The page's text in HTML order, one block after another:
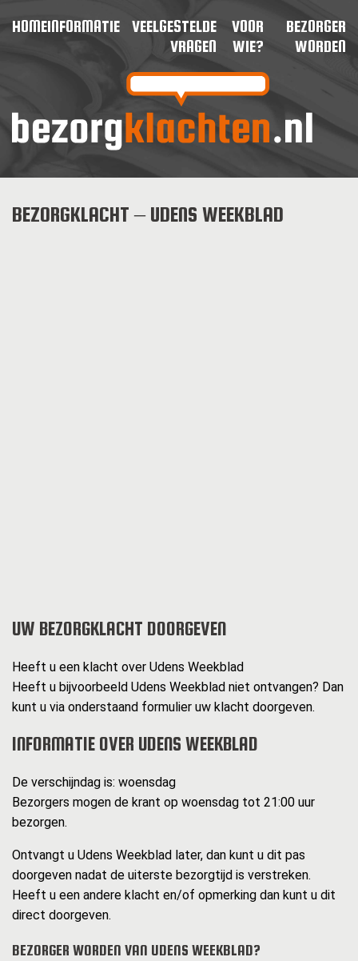
HOMEINFORMATIE
VEELGESTELDE
VRAGEN
VOOR
WIE?
BEZORGER
WORDEN
BEZORGKLACHT – UDENS WEEKBLAD
UW BEZORGKLACHT DOORGEVEN
Heeft u een klacht over Udens Weekblad
Heeft u bijvoorbeeld Udens Weekblad niet ontvangen? Dan
kunt u via onderstaand formulier uw klacht doorgeven.
INFORMATIE OVER UDENS WEEKBLAD
De verschijndag is: woensdag
Bezorgers mogen de krant op woensdag tot 21:00 uur
bezorgen.
Ontvangt u Udens Weekblad later, dan kunt u dit pas
doorgeven nadat de uiterste bezorgtijd is verstreken.
Heeft u een andere klacht en/of opmerking dan kunt u dit
direct doorgeven.
BEZORGER WORDEN VAN UDENS WEEKBLAD?